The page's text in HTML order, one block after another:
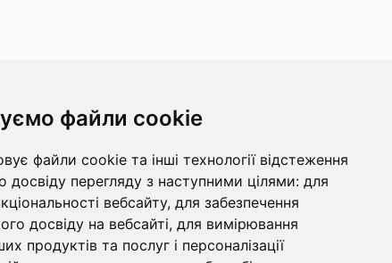
файли cookie
файли cookie та інші технології відстеження
перегляду з наступними цілями: для
вебсайту, для забезпечення
досвіду на вебсайті, для вимірювання
продуктів та послуг і персоналізації